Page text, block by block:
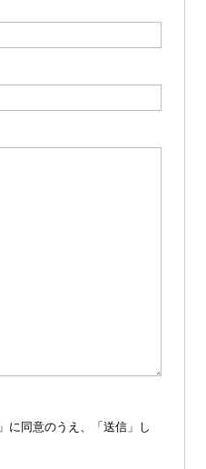
」に同意のうえ、「送信」し